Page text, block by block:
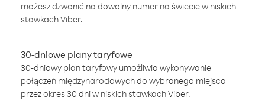
możesz dzwonić na dowolny numer na świecie w niskich
stawkach Viber.
30-dniowe plany taryfowe
30-dniowy plan taryfowy umożliwia wykonywanie
połączeń międzynarodowych do wybranego miejsca
przez okres 30 dni w niskich stawkach Viber.